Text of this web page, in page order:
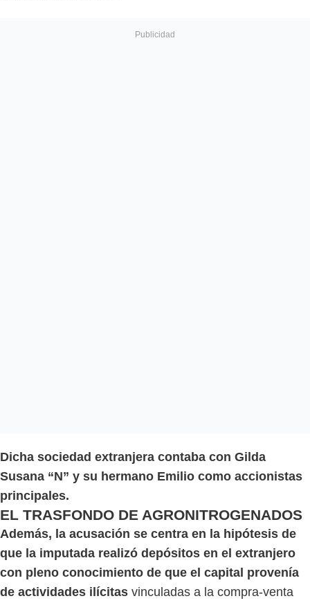
Dicha sociedad extranjera contaba con Gilda
Susana “N” y su hermano Emilio como accionistas
principales.
EL TRASFONDO DE AGRONITROGENADOS
Además, la acusación se centra en la hipótesis de
que la imputada realizó depósitos en el extranjero
con pleno conocimiento de que el capital provenía
de actividades ilícitas vinculadas a la compra-venta